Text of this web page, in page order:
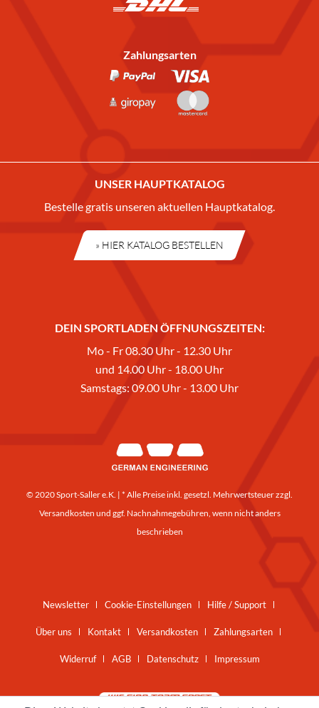
Zahlungsarten
UNSER HAUPTKATALOG
Bestelle gratis unseren aktuellen Hauptkatalog.
» HIER KATALOG BESTELLEN
DEIN SPORTLADEN ÖFFNUNGSZEITEN:
Mo - Fr 08.30 Uhr - 12.30 Uhr
und 14.00 Uhr - 18.00 Uhr
Samstags: 09.00 Uhr - 13.00 Uhr
© 2020 Sport-Saller e.K. | * Alle Preise inkl. gesetzl. Mehrwertsteuer zzgl.
Versandkosten und ggf. Nachnahmegebühren, wenn nicht anders
beschrieben
Newsletter Cookie-Einstellungen Hilfe / Support
Über uns Kontakt Versandkosten Zahlungsarten
Widerruf AGB Datenschutz Impressum